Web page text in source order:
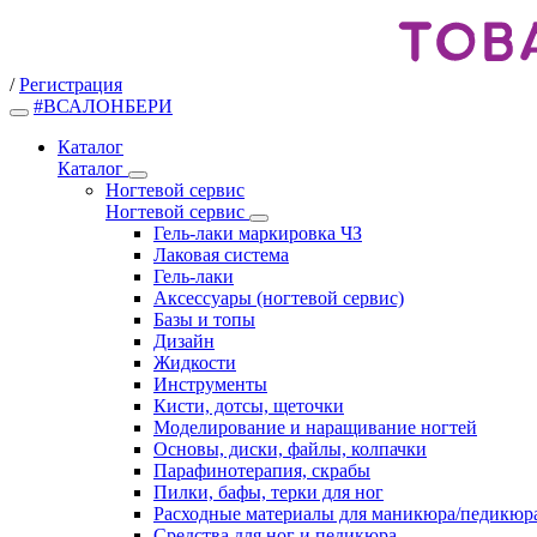
/ Регистрация
#ВСАЛОНБЕРИ
Каталог
Каталог
Ногтевой сервис
Ногтевой сервис
Гель-лаки маркировка ЧЗ
Лаковая система
Гель-лаки
Аксессуары (ногтевой сервис)
Базы и топы
Дизайн
Жидкости
Инструменты
Кисти, дотсы, щеточки
Моделирование и наращивание ногтей
Основы, диски, файлы, колпачки
Парафинотерапия, скрабы
Пилки, бафы, терки для ног
Расходные материалы для маникюра/